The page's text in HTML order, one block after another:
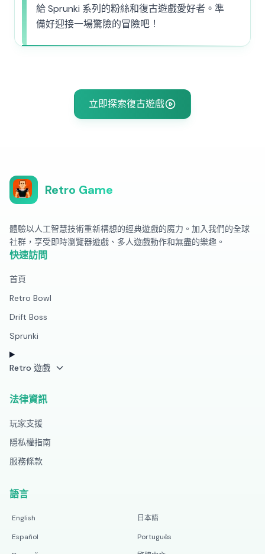
給 Sprunki 系列的粉絲和復古遊戲愛好者。準
備好迎接一場驚險的冒險吧！
立即探索復古遊戲
Retro Game
體驗以人工智慧技術重新構想的經典遊戲的魔力。加入我們的全球
社群，享受即時瀏覽器遊戲、多人遊戲動作和無盡的樂趣。
快速訪問
首頁
Retro Bowl
Drift Boss
Sprunki
Retro 遊戲
法律資訊
玩家支援
隱私權指南
服務條款
語言
English
日本語
Español
Português